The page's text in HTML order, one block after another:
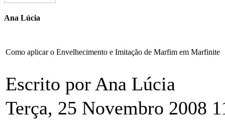
Ana Lúcia
Como aplicar o Envelhecimento e Imitação de Marfim em Marfinite
Escrito por Ana Lúcia
Terça, 25 Novembro 2008